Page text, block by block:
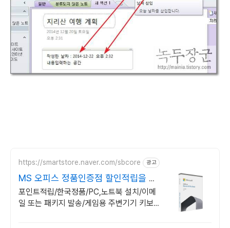
https://smartstore.naver.com/sbcore 광고
MS 오피스 정품인증점 할인적립을 확
인하세요!
포인트적립/한국정품/PC,노트북 설치/이메
일 또는 패키지 발송/게임용 주변기기 키보